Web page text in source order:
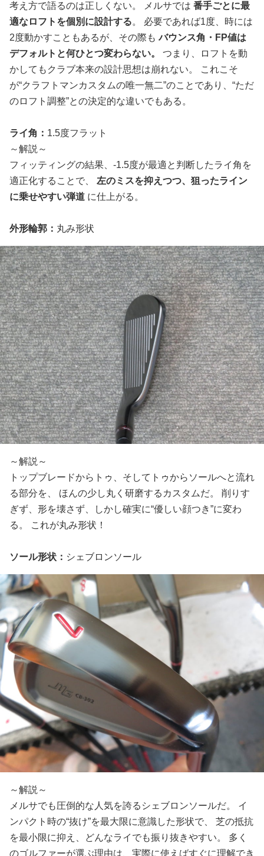
考え方で語るのは正しくない。 メルサでは 番手ごとに最
適なロフトを個別に設計する。 必要であれば1度、時には
2度動かすこともあるが、その際もバウンス角・FP値は
デフォルトと何ひとつ変わらない。
つまり、ロフトを動
かしてもクラブ本来の設計思想は崩れない。 これこそ
が“クラフトマンカスタムの唯一無二”のことであり、“ただ
のロフト調整”との決定的な違いでもある。
ライ角： 1.5度フラット
～解説～
フィッティングの結果、-1.5度が最適と判断したライ角を
適正化することで、 左のミスを抑えつつ、狙ったライン
に乗せやすい弾道 に仕上がる。
外形輪郭： 丸み形状
～解説～
トップブレードからトゥ、そしてトゥからソールへと流れ
る部分を、 ほんの少し丸く研磨するカスタムだ。 削りす
ぎず、形を壊さず、しかし確実に“優しい顔つき”に変わ
る。 これが丸み形状！
ソール形状： シェブロンソール
～解説～
メルサでも圧倒的な人気を誇るシェブロンソールだ。 イ
ンパクト時の“抜け”を最大限に意識した形状で、 芝の抵抗
を最小限に抑え、どんなライでも振り抜きやすい。 多く
のゴルファーが選ぶ理由は、実際に使えばすぐに理解でき